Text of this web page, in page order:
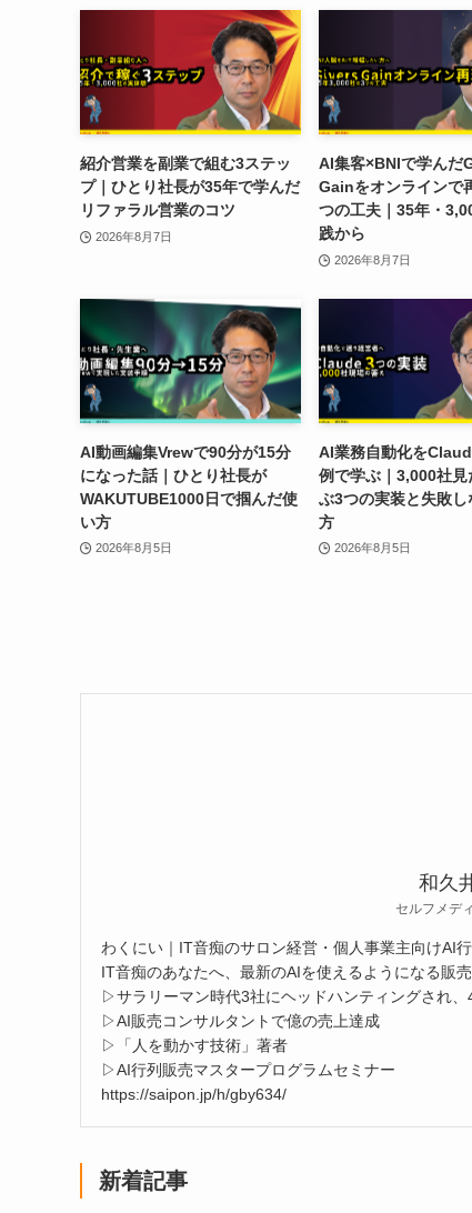
紹介営業を副業で組む3ステッ
プ｜ひとり社長が35年で学んだ
リファラル営業のコツ
2026年8月7日
AI集客×BNIで学んだ
Gainをオンラインで
つの工夫｜35年・
践から
2026年8月7日
AI動画編集Vrewで90分が15分
になった話｜ひとり社長が
WAKUTUBE1000日で掴んだ使
い方
2026年8月5日
AI業務自動化を
例で学ぶ｜3,000社見
ぶ3つの実装と失敗し
方
2026年8月5日
和久
セルフメデ
わくにい｜IT音痴のサロン経営・個人事業主向けAI
IT音痴のあなたへ、最新のAIを使えるようになる販
▷サラリーマン時代3社にヘッドハンティングされ、
▷AI販売コンサルタントで億の売上達成
▷「人を動かす技術」著者
▷AI行列販売マスタープログラムセミナー
https://saipon.jp/h/gby634/
新着記事